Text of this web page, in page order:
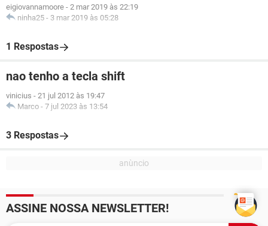
eigiovannamoore - 2 mar 2019 às 22:19
ninha25 - 3 mar 2019 às 05:28
1 Respostas
nao tenho a tecla shift
vinicius - 21 jul 2012 às 19:47
Marco - 7 jul 2023 às 13:54
3 Respostas
ASSINE NOSSA NEWSLETTER!